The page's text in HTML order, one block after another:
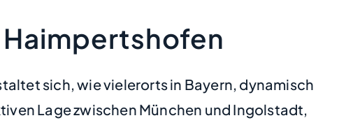
sich, wie vielerorts in Bayern, dynamisch
Lage zwischen München und Ingolstadt,